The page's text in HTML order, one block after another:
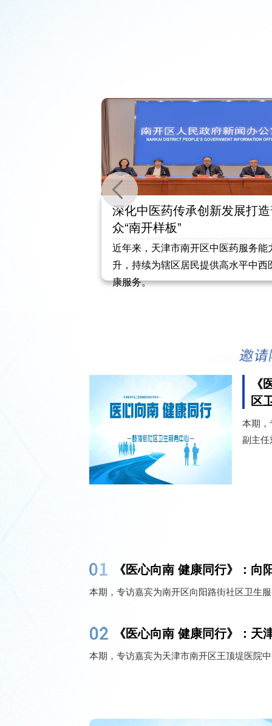
深化中医药传承创新发展打
众“南开样板”
近年来，天津市南开区中医药服务能
升，持续为辖区居民提供高水平中西
康服务。
区
本期
副主
《医心向南 健康同行》：向
本期，专访嘉宾为南开区向阳路街社区卫生
《医心向南 健康同行》：天
本期，专访嘉宾为天津市南开区王顶堤医院